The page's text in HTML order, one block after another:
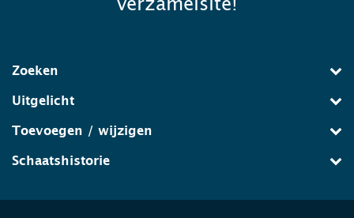
Zoeken
Uitgelicht
Toevoegen / wijzigen
Schaatshistorie